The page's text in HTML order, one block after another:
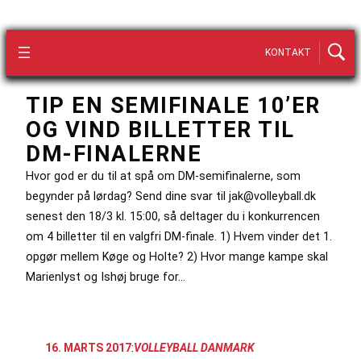
KONTAKT
TIP EN SEMIFINALE 10’ER
OG VIND BILLETTER TIL
DM-FINALERNE
Hvor god er du til at spå om DM-semifinalerne, som
begynder på lørdag? Send dine svar til jak@volleyball.dk
senest den 18/3 kl. 15:00, så deltager du i konkurrencen
om 4 billetter til en valgfri DM-finale. 1) Hvem vinder det 1.
opgør mellem Køge og Holte? 2) Hvor mange kampe skal
Marienlyst og Ishøj bruge for…
16. MARTS 2017:VOLLEYBALL DANMARK